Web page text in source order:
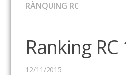
RÀNQUING RC
Ranking
12/11/2015